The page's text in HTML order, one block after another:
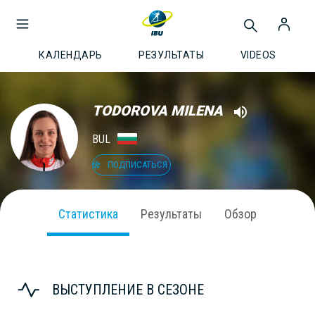
КАЛЕНДАРЬ РЕЗУЛЬТАТЫ VIDEOS
TODOROVA MILENA
BUL
ПОДПИСАТЬСЯ
Статистика Результаты Обзор
ВЫСТУПЛЕНИЕ В СЕЗОНЕ